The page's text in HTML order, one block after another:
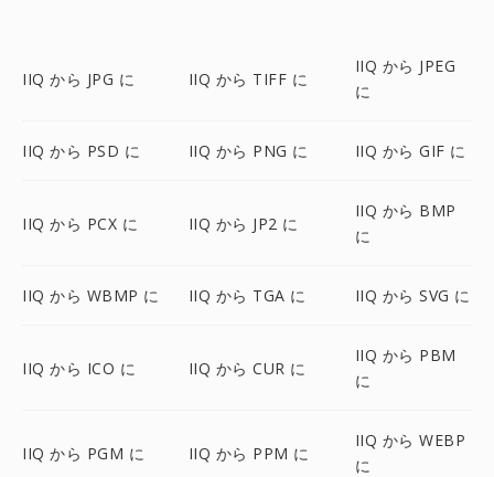
IIQ から JPG に IIQ から TIFF に
IIQ から JPEG
に
IIQ から PSD に IIQ から PNG に IIQ から GIF に
IIQ から PCX に IIQ から JP2 に
IIQ から BMP
に
IIQ から WBMP に IIQ から TGA に IIQ から SVG に
IIQ から ICO に IIQ から CUR に
IIQ から PBM
に
IIQ から PGM に IIQ から PPM に
IIQ から WEBP
に